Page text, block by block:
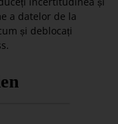
a datelor de la
și deblocați